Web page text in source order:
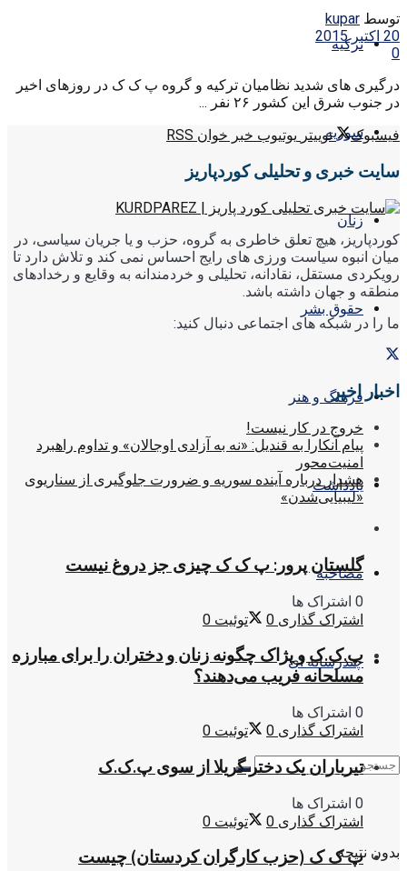
ترکیه
سوریه
زنان
حقوق بشر
فرهنگ و هنر
یادداشت
مصاحبه
چندرسانه ای
بدون نتیجه
توسط kupar
20 اکتبر 2015
0
درگیری های شدید نظامیان ترکیه و گروه پ ک ک در روزهای اخیر
در جنوب شرق این کشور ۲۶ نفر ...
فیسبوک
توییتر یوتیوب خبر خوان RSS
سایت خبری و تحلیلی کوردپاریز
کوردپاریز، هیچ تعلق خاطری به گروه، حزب و یا جریان سیاسی، در
میان انبوه سیاست ورزی های رایج احساس نمی کند و تلاش دارد تا
رویکردی مستقل، نقادانه، تحلیلی و خردمندانه به وقایع و رخدادهای
منطقه و جهان داشته باشد.
ما را در شبکه های اجتماعی دنبال کنید:
اخبار اخیر
خروج در کار نیست!
پیام آنکارا به قندیل: «نه به آزادی اوجالان» و تداوم راهبرد
امنیت‌محور
هشدار درباره آینده سوریه و ضرورت جلوگیری از سناریوی
«لیبیایی‌شدن»
گلستان پرور: پ ک ک چیزی جز دروغ نیست
0 اشتراک ها
اشتراک گذاری 0 توئیت 0
پ.ک.ک و پژاک چگونه زنان و دختران را برای مبارزه
مسلحانه فریب می‌دهند؟
0 اشتراک ها
اشتراک گذاری 0 توئیت 0
تیرباران یک دختر گریلا از سوی پ.ک.ک
0 اشتراک ها
اشتراک گذاری 0 توئیت 0
پ ک ک (حزب کارگران کردستان) چیست